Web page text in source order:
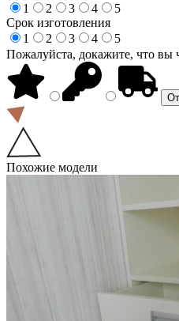
1
2 3 4
5
Срок изготовления
1
2 3 4
5
Пожалуйста, докажите, что вы
Похожие модели